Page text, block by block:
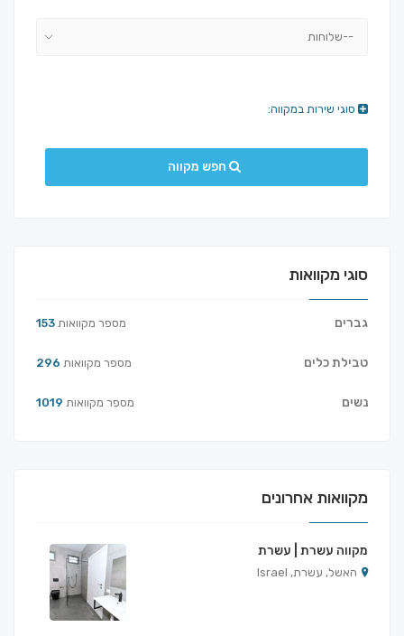
--שלוחות
סוגי שירות במקווה:
חפש מקווה
סוגי מקוואות
גברים 153 מספר מקוואות
טבילת כלים 296 מספר מקוואות
נשים 1019 מספר מקוואות
מקוואות אחרונים
מקווה עשרת | עשרת
האשל, עשרת, Israel